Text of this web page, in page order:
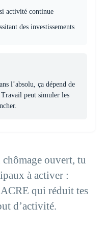
activité continue
des investissements
l’absolu, ça dépend de
peut simuler les
ouvert, tu
à activer :
qui réduit tes
d’activité.